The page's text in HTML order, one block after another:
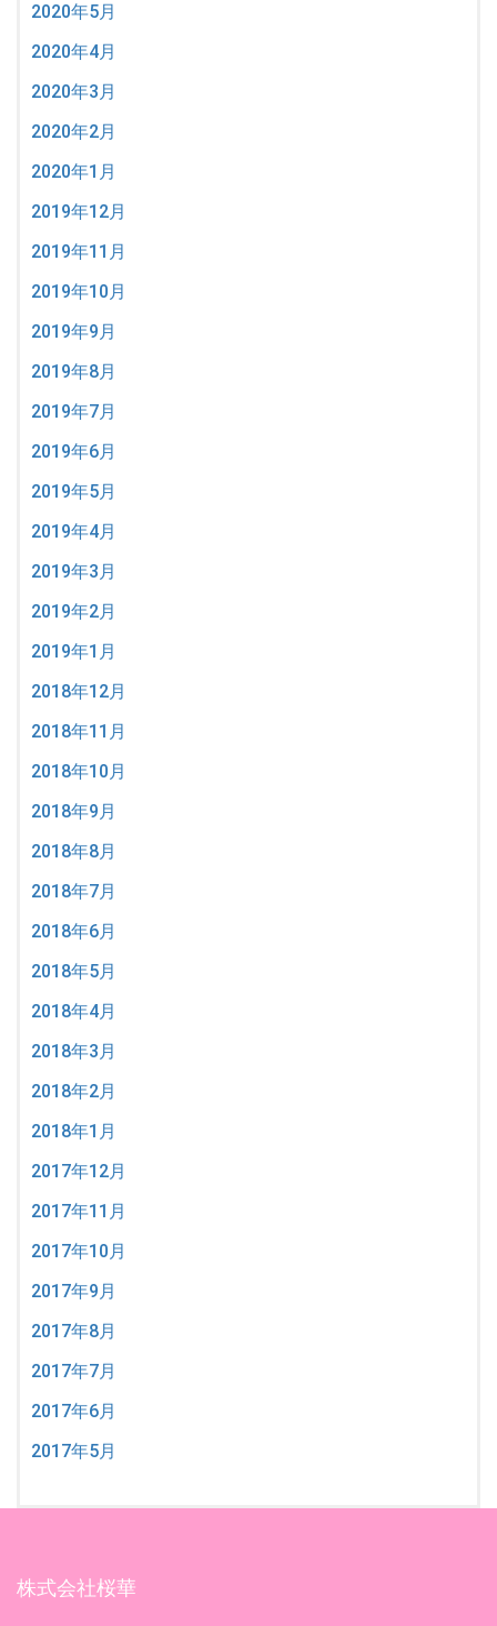
2020年5月
2020年4月
2020年3月
2020年2月
2020年1月
2019年12月
2019年11月
2019年10月
2019年9月
2019年8月
2019年7月
2019年6月
2019年5月
2019年4月
2019年3月
2019年2月
2019年1月
2018年12月
2018年11月
2018年10月
2018年9月
2018年8月
2018年7月
2018年6月
2018年5月
2018年4月
2018年3月
2018年2月
2018年1月
2017年12月
2017年11月
2017年10月
2017年9月
2017年8月
2017年7月
2017年6月
2017年5月
株式会社桜華